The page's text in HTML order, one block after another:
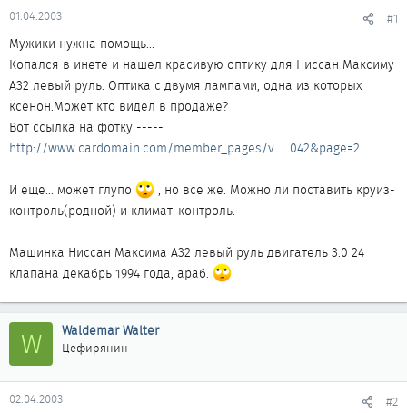
ы
01.04.2003 #1
Мужики нужна помощь...
Копался в инете и нашел красивую оптику для Ниссан Максиму
А32 левый руль. Оптика с двумя лампами, одна из которых
ксенон.Может кто видел в продаже?
Вот ссылка на фотку -----
http://www.cardomain.com/member_pages/v ... 042&page=2
И еще... может глупо
, но все же. Можно ли поставить круиз-
контроль(родной) и климат-контроль.
Машинка Ниссан Максима А32 левый руль двигатель 3.0 24
клапана декабрь 1994 года, араб.
W Waldemar Walter
Цефирянин
02.04.2003 #2